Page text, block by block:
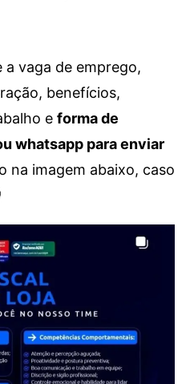
vaga de emprego,
benefícios,
e forma de
whatsapp para enviar
na imagem abaixo, caso